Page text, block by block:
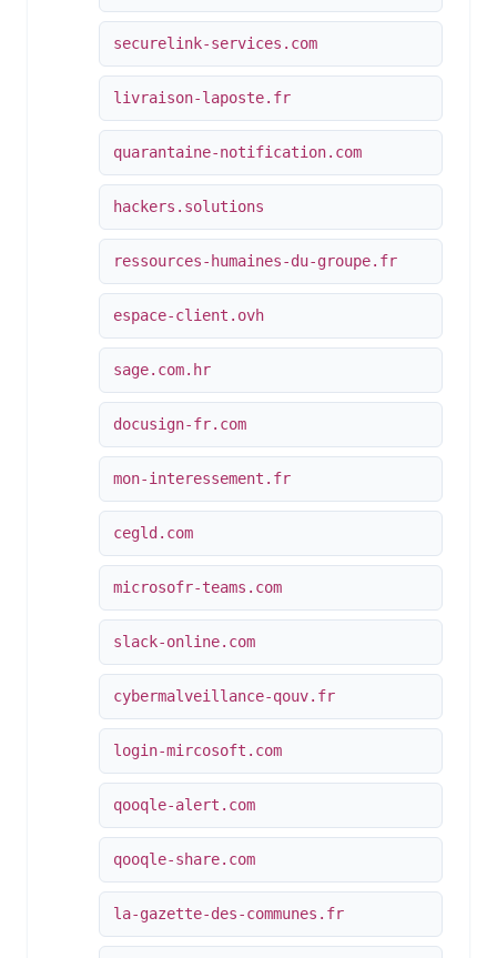
securelink-services.com
livraison-laposte.fr
quarantaine-notification.com
hackers.solutions
ressources-humaines-du-groupe.fr
espace-client.ovh
sage.com.hr
docusign-fr.com
mon-interessement.fr
cegld.com
microsofr-teams.com
slack-online.com
cybermalveillance-qouv.fr
login-mircosoft.com
qooqle-alert.com
qooqle-share.com
la-gazette-des-communes.fr